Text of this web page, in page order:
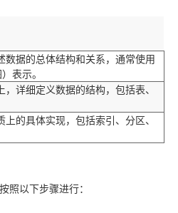
数据的总体结构和关系，通常使用
表示。
详细定义数据的结构，包括表、
的具体实现，包括索引、分区、
照以下步骤进行：